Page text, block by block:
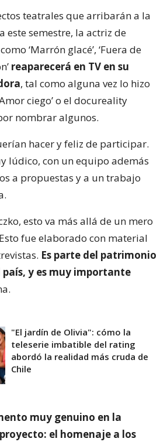
teatrales que arribarán a la
este semestre, la actriz de
‘Marrón glacé’, ‘Fuera de
reaparecerá en TV en su
, tal como alguna vez lo hizo
ciego’ o el docureality
nombrar algunos.
hacer y feliz de participar.
lúdico, con un equipo además
a propuestas y a un trabajo
esto va más allá de un mero
fue elaborado con material
Es parte del patrimonio
país, y es muy importante
"El jardín de Olivia": cómo la
teleserie imbatible del rating
abordó la realidad más cruda de
Chile
muy genuino en la
el homenaje a los